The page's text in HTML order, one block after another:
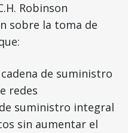
Robinson
sobre la toma de
de suministro
redes
suministro integral
sin aumentar el